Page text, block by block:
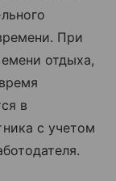
При
отдыха,
в
с учетом